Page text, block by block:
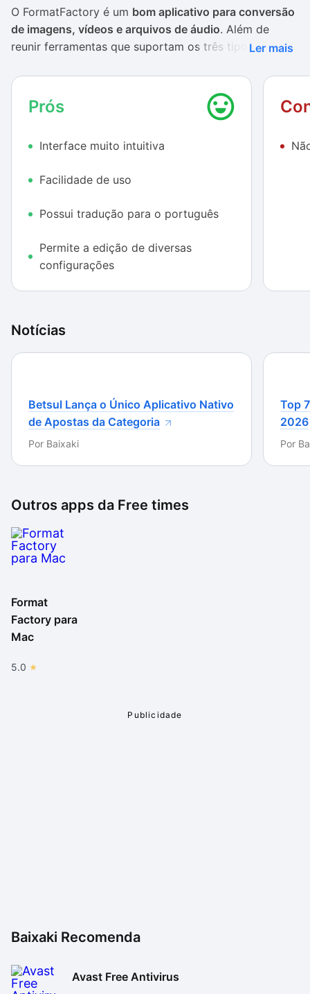
O FormatFactory é um bom aplicativo para conversão
de imagens, vídeos e arquivos de áudio. Além de
reunir ferramentas que suportam os três tipos de
programa, ele traz uma interface simples, com
funções bem localizadas e botões facilmente
acessíveis, bem ao alcance do mouse.
Uma característica do FormatFactory que chama
configurações da conversão
porque, mesmo com as opções e preferências
qualidade.
Todos os formatos essenciais de mídia estão
de uma solução simples e muito intuitiva para
começar a converter seus arquivos, o FormatFactory
Ler mais
Prós
Interface muito intuitiva
Facilidade de uso
Possui tradução para o português
Permite a edição de diversas
configurações
Notícias
Betsul Lança o Único Aplicativo Nativo
de Apostas da Categoria
Por Baixaki
Top
2026
Por
Outros apps da Free times
Format
Factory para
Mac
5.0
Baixaki Recomenda
Avast Free Antivirus